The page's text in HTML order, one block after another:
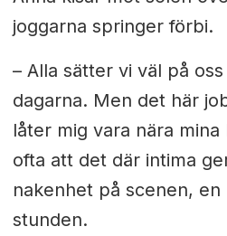
joggarna springer förbi.
– Alla sätter vi väl på
dagarna. Men det här
låter mig vara nära
ofta att det där intima
nakenhet på scenen,
stunden.